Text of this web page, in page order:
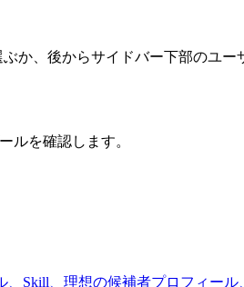
か、後からサイドバー下部のユー
ルを確認します。
Skill、理想の候補者プロフィー